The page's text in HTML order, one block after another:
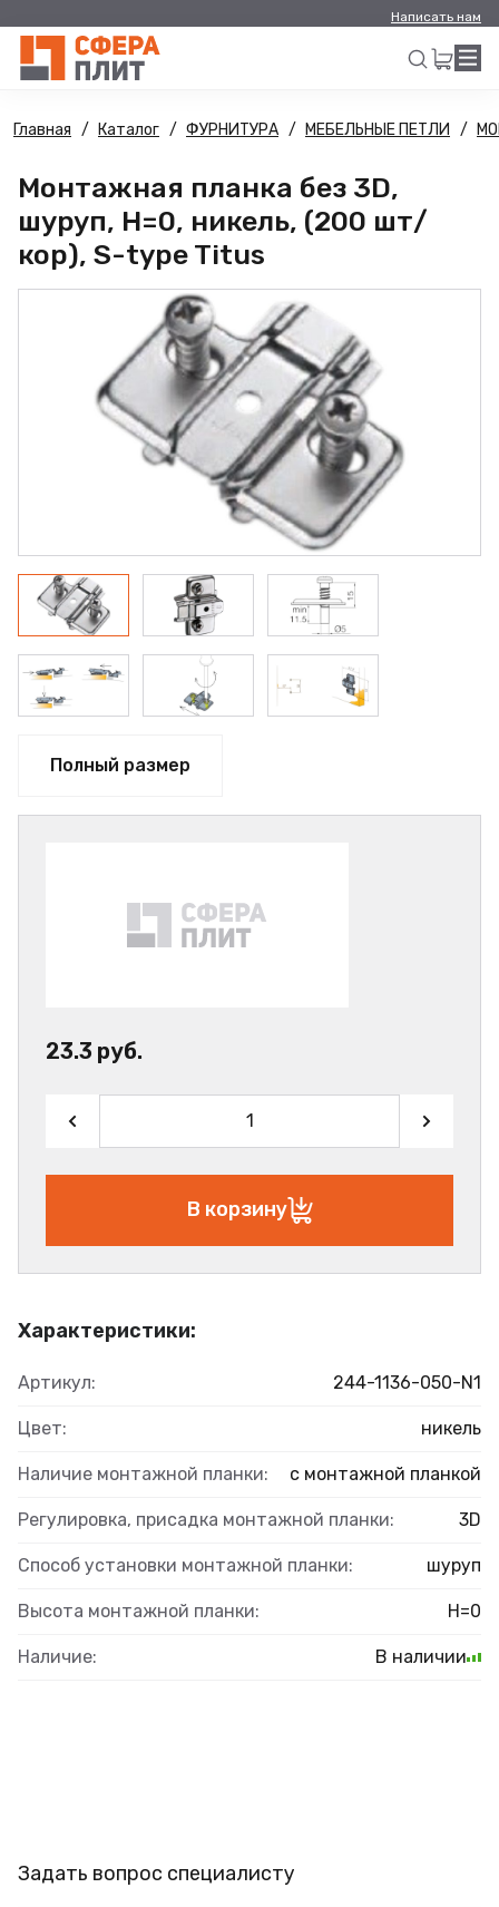
Написать нам
Искать
Главная Каталог ФУРНИТУРА МЕБЕЛЬНЫЕ ПЕТЛИ
Монтажная планка без 3D,
шуруп, H=0, никель, (200 шт/
кор), S-type Titus
Полный размер
Характеристики:
Артикул: 244-1136-050-N1
Цвет: никель
Наличие монтажной планки: с монтажной планкой
Регулировка, присадка монтажной планки: 3D
Способ установки монтажной планки: шуруп
Высота монтажной планки: H=0
Наличие: В наличии
23.3 руб.
В корзину
Задать вопрос специалисту